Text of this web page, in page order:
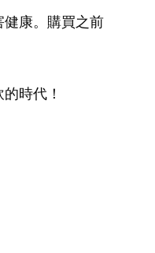
康。購買之前
時代！